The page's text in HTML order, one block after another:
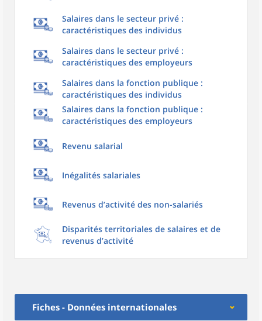
Salaires dans le secteur privé :
caractéristiques des individus
Salaires dans le secteur privé :
caractéristiques des employeurs
Salaires dans la fonction publique :
caractéristiques des individus
Salaires dans la fonction publique :
caractéristiques des employeurs
Revenu salarial
Inégalités salariales
Revenus d’activité des non-salariés
Disparités territoriales de salaires et de
revenus d’activité
Fiches - Données internationales